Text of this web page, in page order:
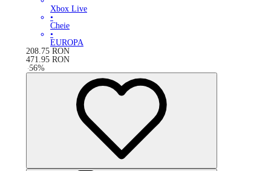
Xbox Live
•
Cheie
•
EUROPA
208.75 RON
471.95 RON
-56%